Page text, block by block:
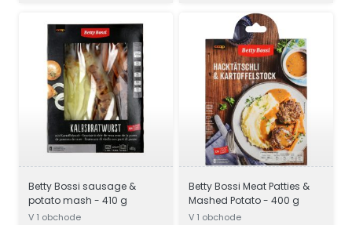
Betty Bossi sausage &
potato mash - 410 g
V 1 obchode
Betty Bossi Meat Patties &
Mashed Potato - 400 g
V 1 obchode